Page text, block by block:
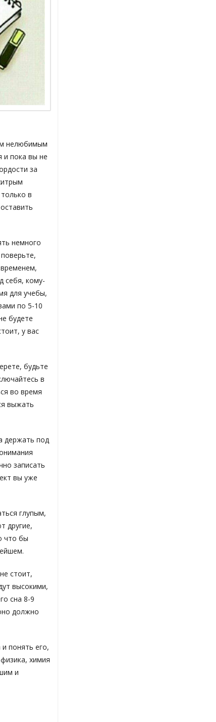
нелюбимым
и пока вы не
за
в
немного
себя, кому-
для учебы,
по 5-10
будете
у вас
будьте
в
во время
выжать
держать под
записать
вы уже
глупым,
другие,
что бы
стоит,
высокими,
сна 8-9
должно
понять его,
химия
и